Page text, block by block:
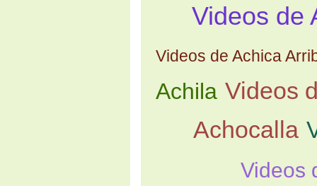
Videos de
Videos de Achica
Achila Videos
Achocalla
Videos